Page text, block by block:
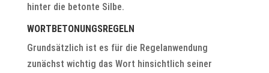
hinter die betonte Silbe.
WORTBETONUNGSREGELN
Grundsätzlich ist es für die Regelanwendung
zunächst wichtig das Wort hinsichtlich seiner